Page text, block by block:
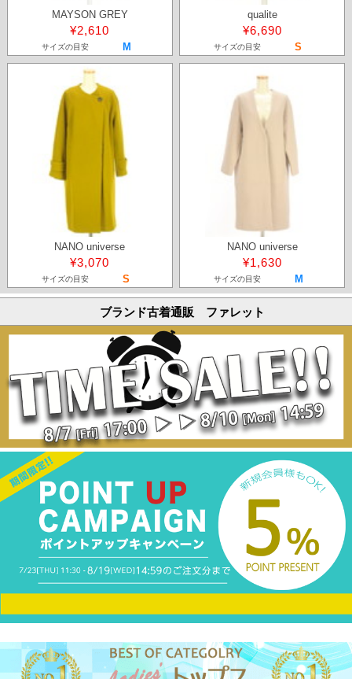
MAYSON GREY
¥2,610
サイズの目安 M
qualite
¥6,690
サイズの目安 S
NANO universe
¥3,070
サイズの目安 S
NANO universe
¥1,630
サイズの目安 M
ブランド古着通販 ファレット